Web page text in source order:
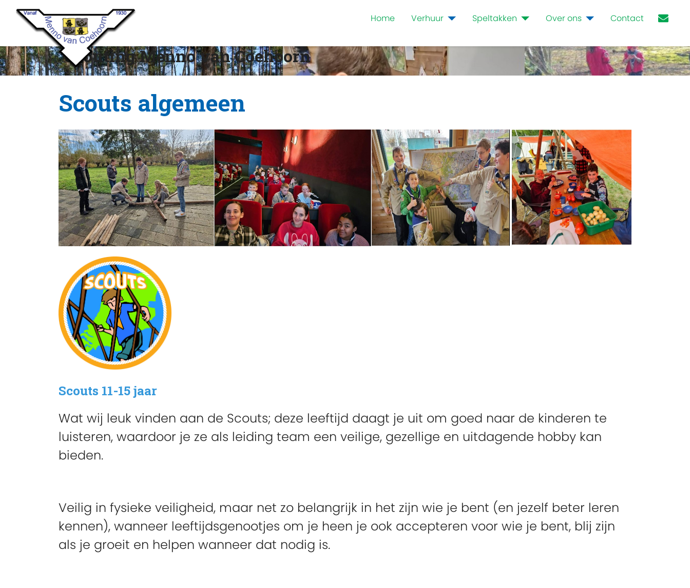
Home Verhuur Speltakken Over ons Contact
Scouting Menno van Coehoorn
Scouts algemeen
Scouts 11-15 jaar
Wat wij leuk vinden aan de Scouts; deze leeftijd daagt je uit om goed naar de kinderen te
luisteren, waardoor je ze als leiding team een veilige, gezellige en uitdagende hobby kan
bieden.
Veilig in fysieke veiligheid, maar net zo belangrijk in het zijn wie je bent (en jezelf beter leren
kennen), wanneer leeftijdsgenootjes om je heen je ook accepteren voor wie je bent, blij zijn
als je groeit en helpen wanneer dat nodig is.